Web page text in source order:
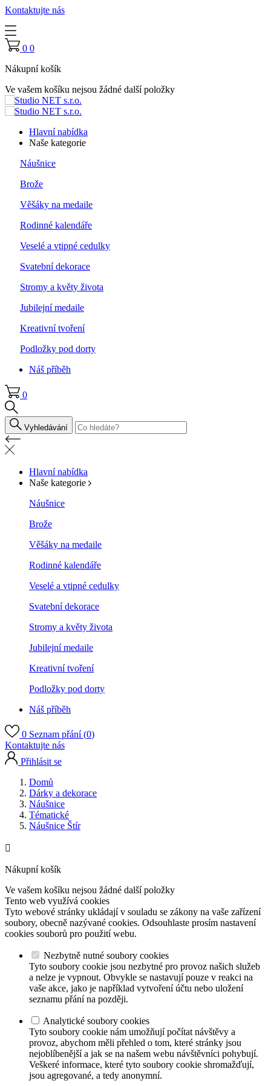
Kontaktujte nás
0 0
Nákupní košík
Ve vašem košíku nejsou žádné další položky
Hlavní nabídka
Naše kategorie
Náušnice
Brože
Věšáky na medaile
Rodinné kalendáře
Veselé a vtipné cedulky
Svatební dekorace
Stromy a květy života
Jubilejní medaile
Kreativní tvoření
Podložky pod dorty
Náš příběh
0
Vyhledávání
Hlavní nabídka
Naše kategorie
Náušnice
Brože
Věšáky na medaile
Rodinné kalendáře
Veselé a vtipné cedulky
Svatební dekorace
Stromy a květy života
Jubilejní medaile
Kreativní tvoření
Podložky pod dorty
Náš příběh
0 Seznam přání (0)
Kontaktujte nás
Přihlásit se
Domů
Dárky a dekorace
Náušnice
Tématické
Náušnice Štír

Nákupní košík
Ve vašem košíku nejsou žádné další položky
Tento web využívá cookies
Tyto webové stránky ukládají v souladu se zákony na vaše zařízení
soubory, obecně nazývané cookies. Odsouhlaste prosím nastavení
cookies souborů pro použití webu.
Nezbytně nutné soubory cookies
Tyto soubory cookie jsou nezbytné pro provoz našich služeb
a nelze je vypnout. Obvykle se nastavují pouze v reakci na
vaše akce, jako je například vytvoření účtu nebo uložení
seznamu přání na později.
Analytické soubory cookies
Tyto soubory cookie nám umožňují počítat návštěvy a
provoz, abychom měli přehled o tom, které stránky jsou
nejoblíbenější a jak se na našem webu návštěvníci pohybují.
Veškeré informace, které tyto soubory cookie shromažďují,
jsou agregované, a tedy anonymní.